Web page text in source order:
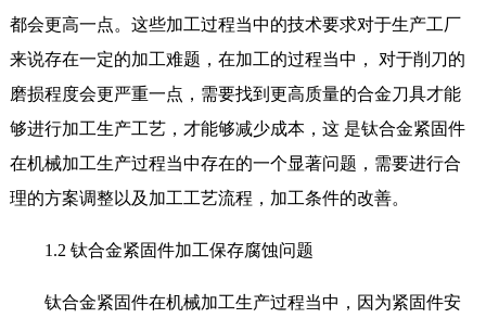
都会更高一点。这些加工过程当中的技术要求对于生产工厂
来说存在一定的加工难题，在加工的过程当中， 对于削刀的
磨损程度会更严重一点，需要找到更高质量的合金刀具才能
够进行加工生产工艺，才能够减少成本，这 是钛合金紧固件
在机械加工生产过程当中存在的一个显著问题，需要进行合
理的方案调整以及加工工艺流程，加工条件的改善。
1.2 钛合金紧固件加工保存腐蚀问题
钛合金紧固件在机械加工生产过程当中，因为紧固件安